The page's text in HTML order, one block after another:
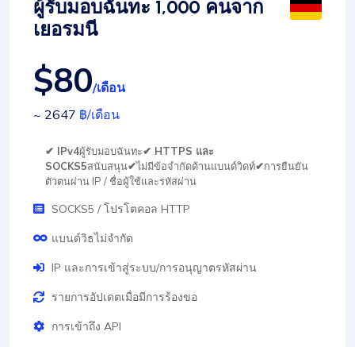
ผู้รับมอบฉันทะ 1,000 คนจาก
เยอรมนี
$80/เดือน
~ 2647 ฿/เดือน
✔ IPv4ผู้รับมอบฉันทะ✔ HTTPS และ
SOCKS5สนับสนุน✔ไม่มีข้อจำกัดด้านแบนด์วิดท์✔การยืนยัน
ตัวตนผ่าน IP / ชื่อผู้ใช้และรหัสผ่าน
SOCKS5 / โปรโตคอล HTTP
แบนด์วิธไม่จำกัด
IP และการเข้าสู่ระบบ/การอนุญาตรหัสผ่าน
รายการอัปเดตเมื่อมีการร้องขอ
การเข้าถึง API